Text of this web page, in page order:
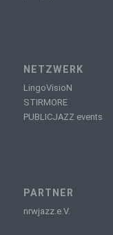
NETZWERK
LingoVisioN
STIRMORE
PUBLICJAZZ events
PARTNER
nrwjazz.e.V.